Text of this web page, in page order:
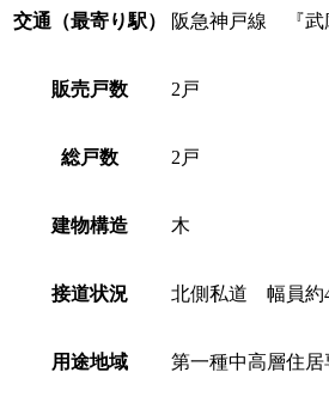
交通（最寄り駅） 阪急神戸線 『
販売戸数 2戸
総戸数 2戸
建物構造 木
接道状況 北側私道 幅員約
用途地域 第一種中高層住居